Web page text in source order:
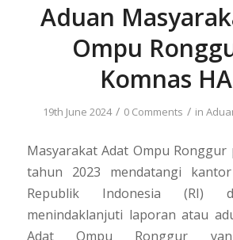
Aduan
Ompu
Komnas
19th June 2024 / 0 Comments / in
Masyarakat Adat Ompu Ronggur
tahun 2023 mendatangi
Republik Indonesia (RI)
menindaklanjuti laporan atau
Adat Ompu Ronggur